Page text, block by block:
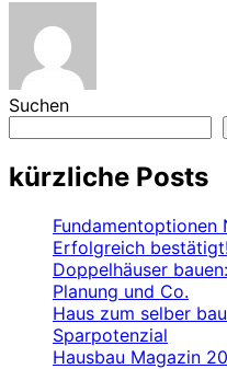
Suchen
kürzliche Posts
Fundamentoptionen
Erfolgreich
Doppelhäuser
Planung und Co.
Haus zum selber
Sparpotenzial
Hausbau Magazin